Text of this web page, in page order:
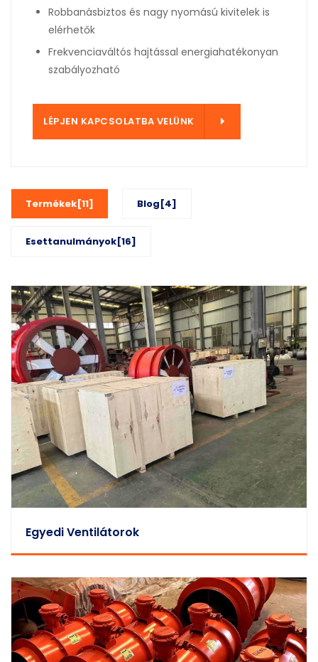
Robbanásbiztos és nagy nyomású kivitelek is
elérhetők
Frekvenciaváltós hajtással energiahatékonyan
szabályozható
LÉPJEN KAPCSOLATBA VELÜNK
Termékek[11] Blog[4]
Esettanulmányok[16]
Egyedi Ventilátorok